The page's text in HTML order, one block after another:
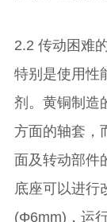
2.2 传动困难
特别是使用性
剂。黄铜制造
方面的轴套，
面及转动部件
底座可以进行
(Φ6mm)，运